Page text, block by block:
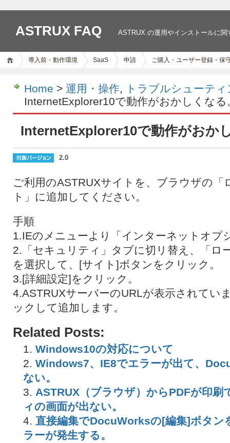
ASTRUX FAQ ASTRUX の運用やインストールに
導入前・動作環境 SaaS 申請 ご購入・ユーザー登録・保
Home > 運用・操作,
トラブルシューテ
InternetExplorer10で動作がおかしくなる
InternetExplorer10で動作がおか
2.0
ご利用のASTRUXサイトを、ブラウザの「
ト」に追加してください。
手順
1.IEのメニューより「インターネットオプ
2.「セキュリティ」タブに切リ替え、「ロ
を選択して、[サイト]ボタンをクリック。
3.[詳細設定]をクリック。
4.ASTRUXサーバーのURLが表示されてい
ックして追加します。
Related Posts:
Windows10の対応について
Windows7、IE8でエラーが出て、
ない。
ASTRUX（ブラウザ）からPDFが印刷
ィの画面が出ない。
直接編集でDocuWorksの[編集]ボタン
ラーが発生する。